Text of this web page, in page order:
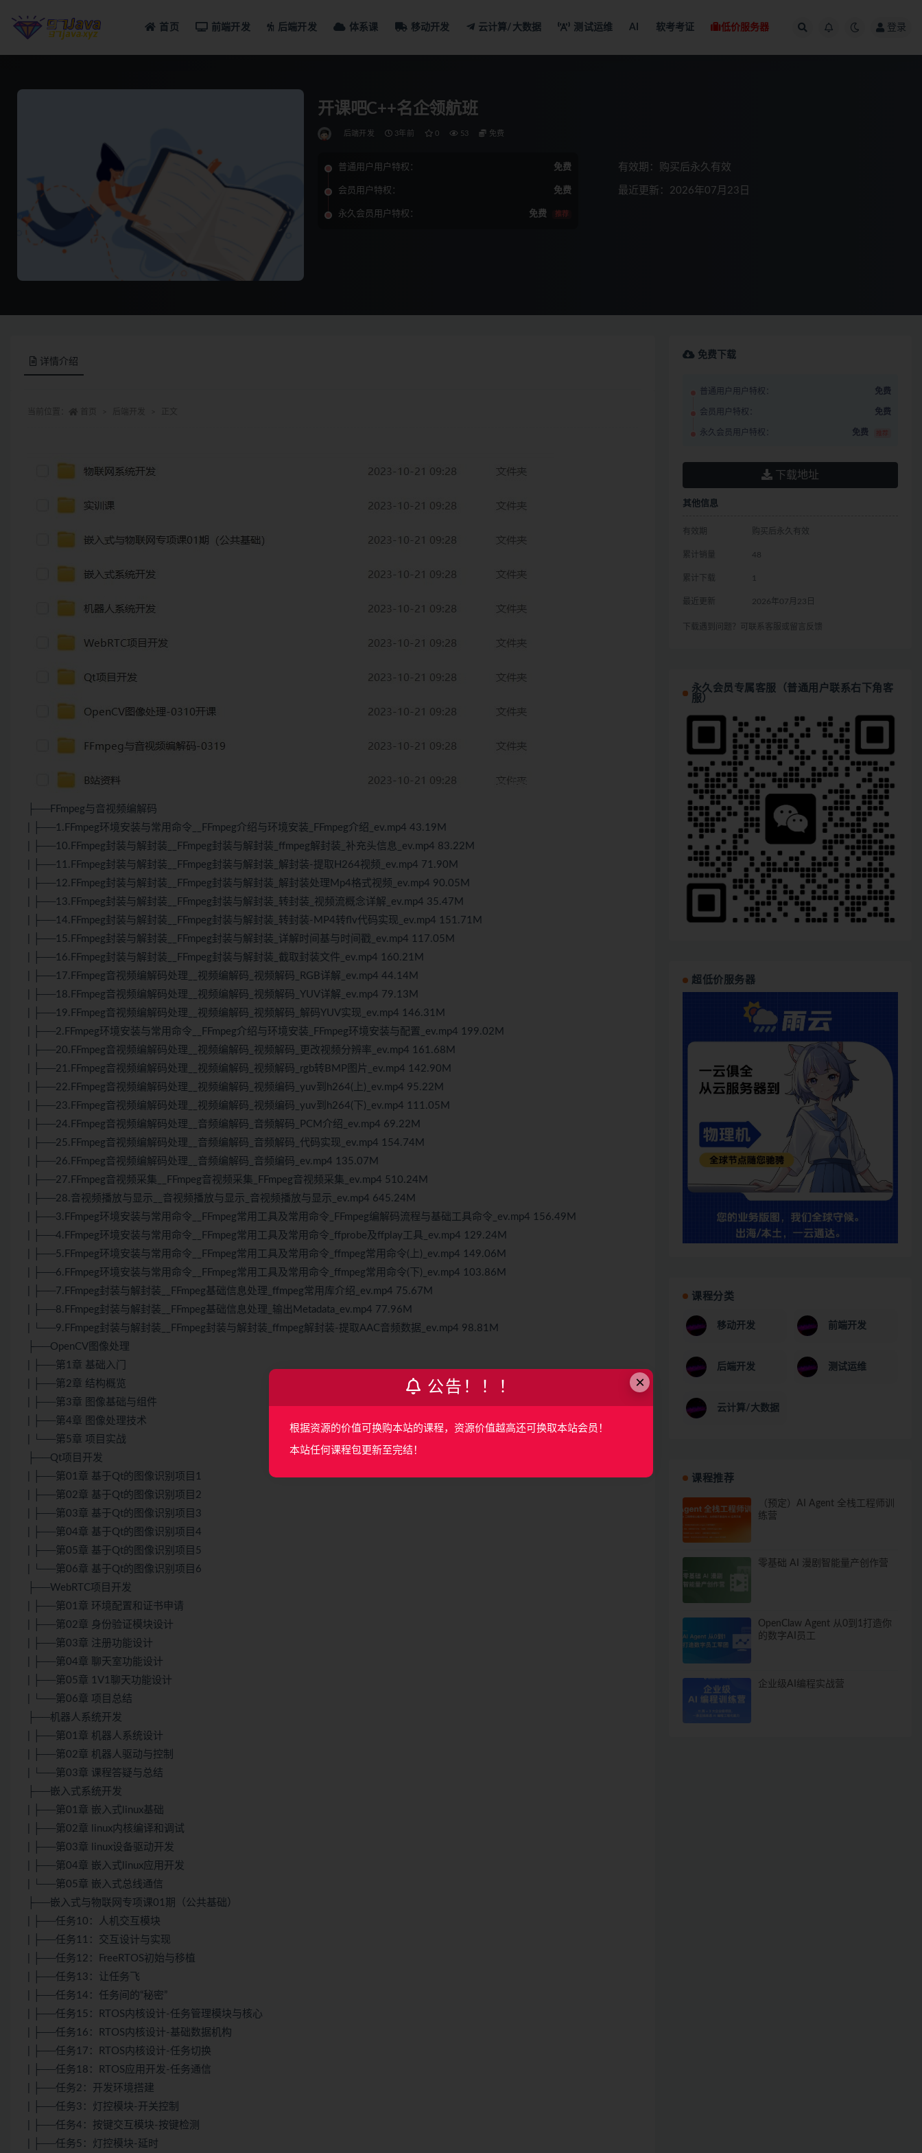
首页 前端开发 后端开发 体系课 移动开发 云计算/大数据 测试运维 AI 软考考证 低价服务器 登录
开课吧C++名企领航班
后端开发 3年前 0 53 免费
普通用户用户特权： 免费
会员用户特权： 免费
永久会员用户特权： 免费 推荐
有效期：购买后永久有效
最近更新：2026年07月23日
详情介绍
├──FFmpeg与音视频编解码
| ├──1.FFmpeg环境安装与常用命令__FFmpeg介绍与环境安装_FFmpeg介绍_ev.mp4 43.19M
| ├──10.FFmpeg封装与解封装__FFmpeg封装与解封装_ffmpeg解封装_补充头信息_ev.mp4 83.22M
| ├──11.FFmpeg封装与解封装__FFmpeg封装与解封装_解封装-提取H264视频_ev.mp4 71.90M
| ├──12.FFmpeg封装与解封装__FFmpeg封装与解封装_解封装处理Mp4格式视频_ev.mp4 90.05M
| ├──13.FFmpeg封装与解封装__FFmpeg封装与解封装_转封装_视频流概念详解_ev.mp4 35.47M
| ├──14.FFmpeg封装与解封装__FFmpeg封装与解封装_转封装-MP4转flv代码实现_ev.mp4 151.71M
| ├──15.FFmpeg封装与解封装__FFmpeg封装与解封装_详解时间基与时间戳_ev.mp4 117.05M
| ├──16.FFmpeg封装与解封装__FFmpeg封装与解封装_截取封装文件_ev.mp4 160.21M
| ├──17.FFmpeg音视频编解码处理__视频编解码_视频解码_RGB详解_ev.mp4 44.14M
| ├──18.FFmpeg音视频编解码处理__视频编解码_视频解码_YUV详解_ev.mp4 79.13M
| ├──19.FFmpeg音视频编解码处理__视频编解码_视频解码_解码YUV实现_ev.mp4 146.31M
| ├──2.FFmpeg环境安装与常用命令__FFmpeg介绍与环境安装_FFmpeg环境安装与配置_ev.mp4 199.02M
| ├──20.FFmpeg音视频编解码处理__视频编解码_视频解码_更改视频分辨率_ev.mp4 161.68M
| ├──21.FFmpeg音视频编解码处理__视频编解码_视频解码_rgb转BMP图片_ev.mp4 142.90M
| ├──22.FFmpeg音视频编解码处理__视频编解码_视频编码_yuv到h264(上)_ev.mp4 95.22M
| ├──23.FFmpeg音视频编解码处理__视频编解码_视频编码_yuv到h264(下)_ev.mp4 111.05M
| ├──24.FFmpeg音视频编解码处理__音频编解码_音频解码_PCM介绍_ev.mp4 69.22M
| ├──25.FFmpeg音视频编解码处理__音频编解码_音频解码_代码实现_ev.mp4 154.74M
| ├──26.FFmpeg音视频编解码处理__音频编解码_音频编码_ev.mp4 135.07M
| ├──27.FFmpeg音视频采集__FFmpeg音视频采集_FFmpeg音视频采集_ev.mp4 510.24M
| ├──28.音视频播放与显示__音视频播放与显示_音视频播放与显示_ev.mp4 645.24M
| ├──3.FFmpeg环境安装与常用命令__FFmpeg常用工具及常用命令_FFmpeg编解码流程与基础工具命令_ev.mp4 156.49M
| ├──4.FFmpeg环境安装与常用命令__FFmpeg常用工具及常用命令_ffprobe及ffplay工具_ev.mp4 129.24M
| ├──5.FFmpeg环境安装与常用命令__FFmpeg常用工具及常用命令_ffmpeg常用命令(上)_ev.mp4 149.06M
| ├──6.FFmpeg环境安装与常用命令__FFmpeg常用工具及常用命令_ffmpeg常用命令(下)_ev.mp4 103.86M
| ├──7.FFmpeg封装与解封装__FFmpeg基础信息处理_ffmpeg常用库介绍_ev.mp4 75.67M
| ├──8.FFmpeg封装与解封装__FFmpeg基础信息处理_输出Metadata_ev.mp4 77.96M
| └──9.FFmpeg封装与解封装__FFmpeg封装与解封装_ffmpeg解封装-提取AAC音频数据_ev.mp4 98.81M
├──OpenCV图像处理
| ├──第1章 基础入门
| ├──第2章 结构概览
| ├──第3章 图像基础与组件
| ├──第4章 图像处理技术
| └──第5章 项目实战
├──Qt项目开发
| ├──第01章 基于Qt的图像识别项目1
| ├──第02章 基于Qt的图像识别项目2
| ├──第03章 基于Qt的图像识别项目3
| ├──第04章 基于Qt的图像识别项目4
| ├──第05章 基于Qt的图像识别项目5
| └──第06章 基于Qt的图像识别项目6
├──WebRTC项目开发
| ├──第01章 环境配置和证书申请
| ├──第02章 身份验证模块设计
| ├──第03章 注册功能设计
| ├──第04章 聊天室功能设计
| ├──第05章 1V1聊天功能设计
| └──第06章 项目总结
├──机器人系统开发
| ├──第01章 机器人系统设计
| ├──第02章 机器人驱动与控制
| └──第03章 课程答疑与总结
├──嵌入式系统开发
| ├──第01章 嵌入式linux基础
| ├──第02章 linux内核编译和调试
| ├──第03章 linux设备驱动开发
| ├──第04章 嵌入式linux应用开发
| └──第05章 嵌入式总线通信
├──嵌入式与物联网专项课01期（公共基础）
| ├──任务10：人机交互模块
| ├──任务11：交互设计与实现
| ├──任务12：FreeRTOS初始与移植
| ├──任务13：让任务飞
| ├──任务14：任务间的“秘密”
| ├──任务15：RTOS内核设计-任务管理模块与核心
| ├──任务16：RTOS内核设计-基础数据机构
| ├──任务17：RTOS内核设计-任务切换
| ├──任务18：RTOS应用开发-任务通信
| ├──任务2：开发环境搭建
| ├──任务3：灯控模块-开关控制
| ├──任务4：按键交互模块-按键检测
| ├──任务5：灯控模块-延时
免费下载
普通用户用户特权： 免费
会员用户特权： 免费
永久会员用户特权： 免费 推荐
下载地址
其他信息
有效期 购买后永久有效
累计销量 48
累计下载 1
最近更新 2026年07月23日
下载遇到问题？可联系客服或留言反馈
永久会员专属客服（普通用户联系右下角客
服）
超低价服务器
课程分类
移动开发 前端开发
后端开发 测试运维
云计算/大数据
课程推荐
（预定）AI Agent 全栈工程师训
练营
零基础 AI 漫剧智能量产创作营
OpenClaw Agent 从0到1打造你
的数字AI员工
企业级AI编程实战营
×
公告！！！
根据资源的价值可换购本站的课程，资源价值越高还可换取本站会员！
本站任何课程包更新至完结！